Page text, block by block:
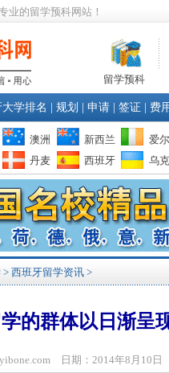
业的留学预科网站！
留学预科
学排名 规划 申请 签证 费
澳洲 新西兰
爱
丹麦 西班牙 乌
> 西班牙留学资讯 >
的群体以日渐呈
日期：2014年8月10